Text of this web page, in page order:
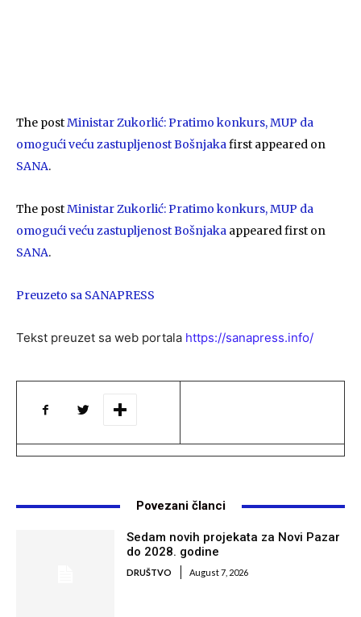
The postMinistar Zukorlić: Pratimo konkurs, MUP da
omogući veću zastupljenost Bošnjakafirst appeared on
SANA.
The postMinistar Zukorlić: Pratimo konkurs, MUP da
omogući veću zastupljenost Bošnjaka appeared first on
SANA.
Preuzeto sa SANAPRESS
Tekst preuzet sa web portala https://sanapress.info/
Povezani članci
Sedam novih projekata za Novi Pazar
do 2028. godine
DRUŠTVO August 7, 2026